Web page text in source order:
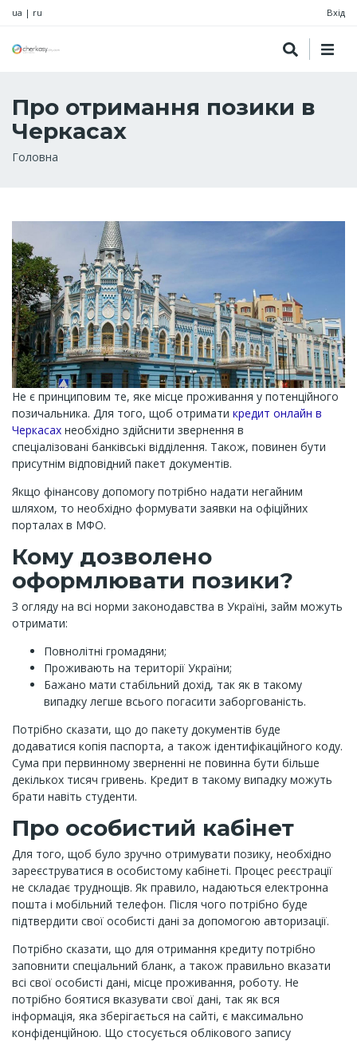
ua | ru Вхід
Про отримання позики в
Черкасах
Рядок
Головна
Не є принциповим те, яке місце проживання у потенційного
позичальника. Для того, щоб отримати кредит онлайн в
Черкасах необхідно здійснити звернення в
спеціалізовані банківські відділення. Також, повинен бути
присутнім відповідний пакет документів.
Якщо фінансову допомогу потрібно надати негайним
шляхом, то необхідно формувати заявки на офіційних
порталах в МФО.
Кому дозволено
оформлювати позики?
З огляду на всі норми законодавства в Україні, займ можуть
отримати:
Повнолітні громадяни;
Проживають на території України;
Бажано мати стабільний дохід, так як в такому
випадку легше всього погасити заборгованість.
Потрібно сказати, що до пакету документів буде
додаватися копія паспорта, а також ідентифікаційного коду.
Сума при первинному зверненні не повинна бути більше
декількох тисяч гривень. Кредит в такому випадку можуть
брати навіть студенти.
Про особистий кабінет
Для того, щоб було зручно отримувати позику, необхідно
зареєструватися в особистому кабінеті. Процес реєстрації
не складає труднощів. Як правило, надаються електронна
пошта і мобільний телефон. Після чого потрібно буде
підтвердити свої особисті дані за допомогою авторизації.
Потрібно сказати, що для отримання кредиту потрібно
заповнити спеціальний бланк, а також правильно вказати
всі свої особисті дані, місце проживання, роботу. Не
потрібно боятися вказувати свої дані, так як вся
інформація, яка зберігається на сайті, є максимально
конфіденційною. Що стосується облікового запису